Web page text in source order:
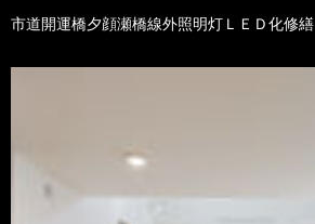
市道開運橋夕顔瀬橋線外照明灯ＬＥＤ化修繕